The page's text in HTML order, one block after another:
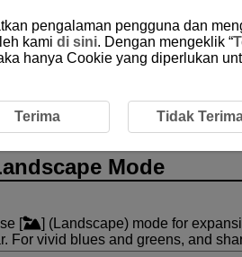
Mode
[ ] (Landscape) mode for
For vivid blues and greens, and
pengalaman pengguna dan
kami di sini. Dengan mengeklik “
hanya Cookie yang diperlukan
Terima Tidak